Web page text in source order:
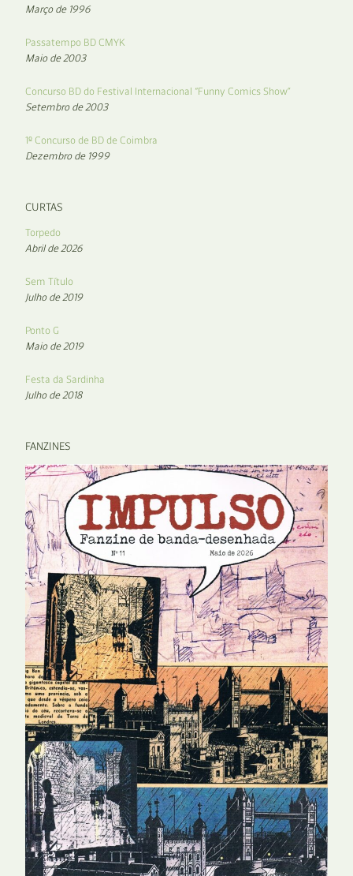
Março de 1996
Passatempo BD CMYK
Maio de 2003
Concurso BD do Festival Internacional “Funny Comics Show”
Setembro de 2003
1º Concurso de BD de Coimbra
Dezembro de 1999
CURTAS
Torpedo
Abril de 2026
Sem Título
Julho de 2019
Ponto G
Maio de 2019
Festa da Sardinha
Julho de 2018
FANZINES